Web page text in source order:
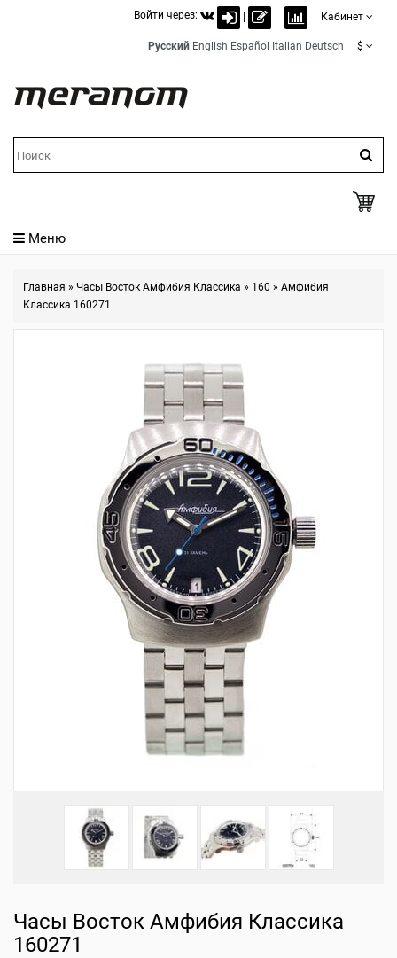
Войти через: Кабинет
Русский English Español Italian Deutsch $
Меню
Главная » Часы Восток Амфибия Классика » 160 » Амфибия
Классика 160271
Часы Восток Амфибия Классика
160271